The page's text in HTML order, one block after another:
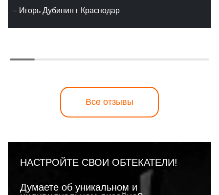
– Игорь Дубинин г Краснодар
Все отзывы
НАСТРОЙТЕ СВОИ ОБТЕКАТЕЛИ!
Думаете об уникальном и